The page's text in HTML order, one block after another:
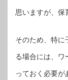
思いますが、保
そのため、特に
る場合には、ワ
っておく必要が